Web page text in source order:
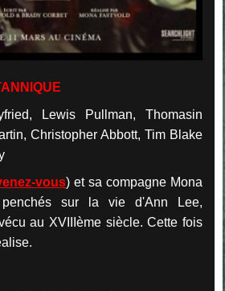
Lewis Pullman, Thomasin
Christopher Abbott, Tim Blake
vous) et sa compagne Mona
sur la vie d'Ann Lee,
au XVIIIème siècle. Cette fois